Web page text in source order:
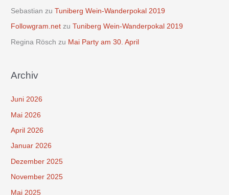
Sebastian zuTuniberg Wein-Wanderpokal 2019
Followgram.net zuTuniberg Wein-Wanderpokal 2019
Regina Rösch zu Mai Party am 30. April
Archiv
Juni 2026
Mai 2026
April 2026
Januar 2026
Dezember 2025
November 2025
Mai 2025